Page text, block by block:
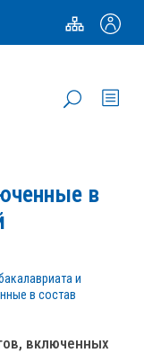
в
и
в состав
включенных